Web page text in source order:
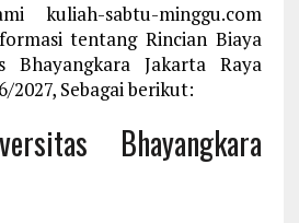
kuliah-sabtu-minggu.com
tentang Rincian Biaya
Bhayangkara Jakarta Raya
2027, Sebagai berikut:
Bhayangkara